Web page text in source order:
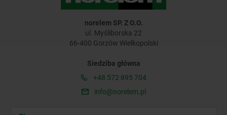
norelem SP. Z O.O.
ul. Myśliborska 22
66-400 Gorzów Wielkopolski
Siedziba główna
+48 572 895 704
info@norelem.pl